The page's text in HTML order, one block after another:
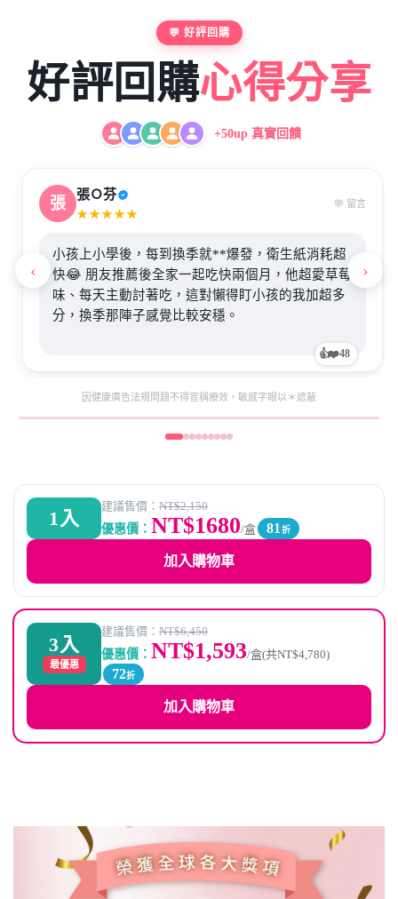
💬 好評回購
好評回購心得分享
+50up 真實回饋
‹
張 張Ｏ芬
★★★★★
💬 留言
小孩上小學後，每到換季就**爆發，衛生紙消耗超
快😂 朋友推薦後全家一起吃快兩個月，他超愛草莓
味、每天主動討著吃，這對懶得盯小孩的我加超多
分，換季那陣子感覺比較安穩。
👍❤️48
›
因健康廣告法規問題不得宣稱療效，敏感字眼以＊遮蔽
1入
建議售價： NT$2,150
優惠價： NT$1680/盒 81 折
加入購物車
3入
最優惠
建議售價： NT$6,450
優惠價： NT$1,593/盒(共NT$4,780)
72折
加入購物車